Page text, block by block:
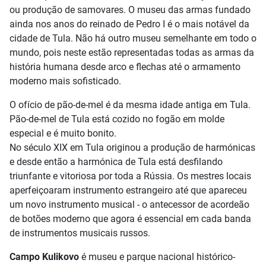
ou produção de samovares. O museu das armas fundado
ainda nos anos do reinado de Pedro I é o mais notável da
cidade de Tula. Não há outro museu semelhante em todo o
mundo, pois neste estão representadas todas as armas da
história humana desde arco e flechas até o armamento
moderno mais sofisticado.
O ofício de pão-de-mel é da mesma idade antiga em Tula.
Pão-de-mel de Tula está cozido no fogão em molde
especial e é muito bonito.
No século XIX em Tula originou a produção de harmónicas
e desde então a harmónica de Tula está desfilando
triunfante e vitoriosa por toda a Rússia. Os mestres locais
aperfeiçoaram instrumento estrangeiro até que apareceu
um novo instrumento musical - o antecessor de acordeão
de botões moderno que agora é essencial em cada banda
de instrumentos musicais russos.
Campo Kulikovo é museu e parque nacional histórico-